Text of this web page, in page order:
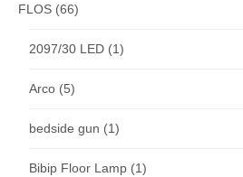
FLOS (66)
2097/30 LED (1)
Arco (5)
bedside gun (1)
Bibip Floor Lamp (1)